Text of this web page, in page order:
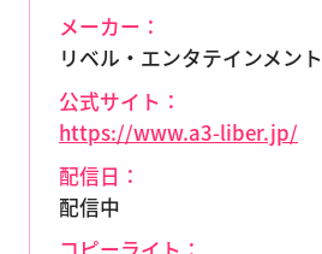
メーカー：
リベル・エンタテインメント
公式サイト：
https://www.a3-liber.jp/
配信日：
配信中